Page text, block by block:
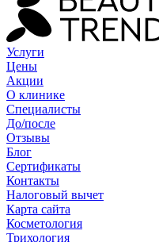
Услуги
Цены
Акции
О клинике
Специалисты
До/после
Отзывы
Блог
Сертификаты
Контакты
Налоговый вычет
Карта сайта
Косметология
Трихология